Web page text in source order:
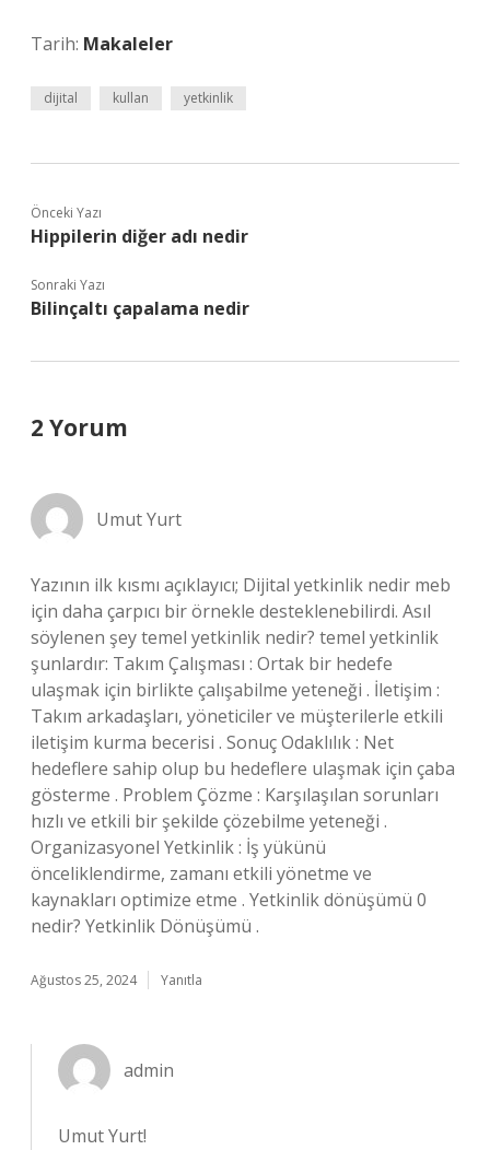
Tarih: Makaleler
dijital kullan yetkinlik
Önceki Yazı
Hippilerin diğer adı nedir
Sonraki Yazı
Bilinçaltı çapalama nedir
2 Yorum
Umut Yurt
Yazının ilk kısmı açıklayıcı; Dijital yetkinlik nedir meb
için daha çarpıcı bir örnekle desteklenebilirdi. Asıl
söylenen şey temel yetkinlik nedir? temel yetkinlik
şunlardır: Takım Çalışması : Ortak bir hedefe
ulaşmak için birlikte çalışabilme yeteneği . İletişim :
Takım arkadaşları, yöneticiler ve müşterilerle etkili
iletişim kurma becerisi . Sonuç Odaklılık : Net
hedeflere sahip olup bu hedeflere ulaşmak için çaba
gösterme . Problem Çözme : Karşılaşılan sorunları
hızlı ve etkili bir şekilde çözebilme yeteneği .
Organizasyonel Yetkinlik : İş yükünü
önceliklendirme, zamanı etkili yönetme ve
kaynakları optimize etme . Yetkinlik dönüşümü 0
nedir? Yetkinlik Dönüşümü .
Ağustos 25, 2024 Yanıtla
admin
Umut Yurt!